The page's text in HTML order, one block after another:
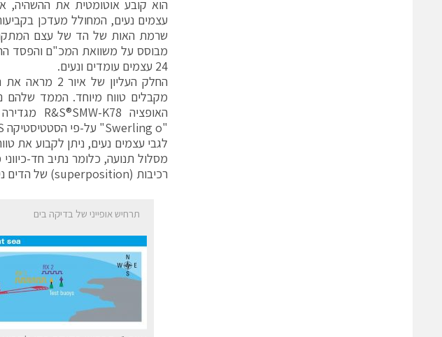
עצמים נעים, המחולל מעדכן
שרמת האות של הד של עצם
מבוסס על משוואת המכ"ם והפסד
24 עצמים עומדים ונעים.
החלק
"Swerling o" על-פי הסטטיסטיקה RCS הבסיסית.
מסלול תנועה, כלומר נתיב חד-
רכיבות (superposition) של הדים ניתנת להדמיה בקלות על-ידי עירוב בין עצמים עומדים ונעים.
תרחיש אופייני של בדיקה בים